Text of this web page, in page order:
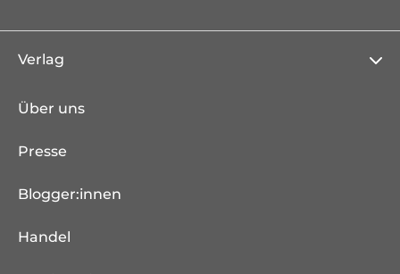
Verlag
Über uns
Presse
Blogger:innen
Handel